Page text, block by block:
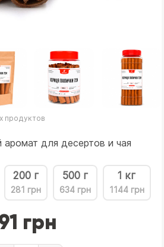
продуктов
для десертов и чая
200 г
281 грн
500 г
634 грн
1 кг
1144 грн
грн